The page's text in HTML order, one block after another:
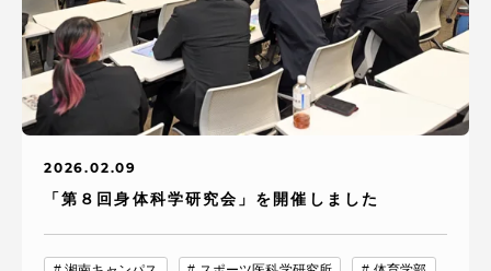
2026.02.09
「第８回身体科学研究会」を開催しました